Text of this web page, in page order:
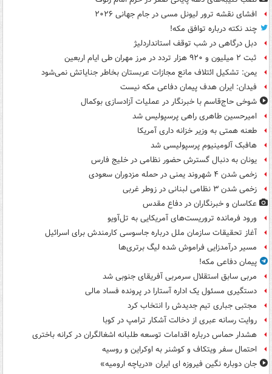
افشای نقشه ترور لیونل مسی در جام جهانی ۲۰۲۶
چند نکته درباره توافق مکه!
دبل درگاهی در شب توقف استانداردلیژ
ثبت ۲ میلیون و ۹۲۰ هزار تردد در مرز مهران طی ایام اربعین
یمن: تشکیل ائتلاف مانع مجازات عربستان بخاطر جنایاتش نمی‌شود
فیدان: ایران هدف پیمان دفاعی مکه نیست
شوخی حاج‌قاسم با خبرنگار در عملیات آزادسازی بوکمال
امیرحسین طاهری راهی پرسپولیس شد
طعنه همتی به وزیر خزانه داری آمریکا
هافبک آلومینیوم پرسپولیسی شد
یونان به دنبال گسترش حضور نظامی در خلیج فارس
زخمی شدن ۴ شهروند یمنی در حمله مزدوران سعودی
زخمی شدن ۳ نظامی لبنانی در زوطر غربی
عکاسان و خبرنگاران در دفاع مقدس
ورود فرمانده تروریست‌های آمریکایی به تل‌آویو
آغاز تحقیقات سازمان ملل درباره جاسوسی کارمندش برای اسرائیل
مسیر درآمدزایی فراموش شده لیگ برتری‌ها
پیمان دفاعی مکه!
مربی سابق استقلال سرمربی آفریقای جنوبی شد
دستگیری مسئول یک اداره آستارا در پرونده فساد مالی
مجتبی جباری تیم جدیدش را انتخاب کرد
روایت رسانه عبری از دخالت آشکار ترامپ در کوبا
هشدار حماس درباره اقدامات توسعه طلبانه اشغالگران در کرانه باختری
احتمال سفر ویتکاف و کوشنر به اوکراین و روسیه
جان دوباره نگین فیروزه ای ایران «دریاچه ارومیه»